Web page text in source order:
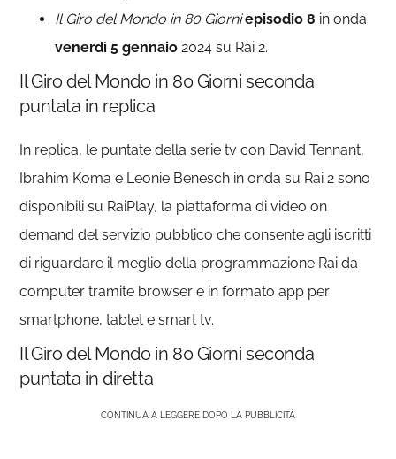
Il Giro del Mondo in 80 Giorni episodio 8 in onda
venerdì 5 gennaio 2024 su Rai 2.
Il Giro del Mondo in 80 Giorni seconda
puntata in replica
In replica, le puntate della serie tv con David Tennant,
Ibrahim Koma e Leonie Benesch in onda su Rai 2 sono
disponibili su RaiPlay, la piattaforma di video on
demand del servizio pubblico che consente agli iscritti
di riguardare il meglio della programmazione Rai da
computer tramite browser e in formato app per
smartphone, tablet e smart tv.
Il Giro del Mondo in 80 Giorni seconda
puntata in diretta
CONTINUA A LEGGERE DOPO LA PUBBLICITÀ